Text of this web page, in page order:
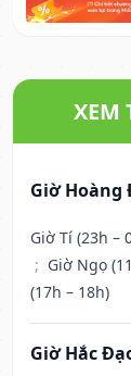
XEM
Giờ Hoàng
Giờ Tí (23h –
; Giờ Ngọ
(17h – 18h)
Giờ Hắc